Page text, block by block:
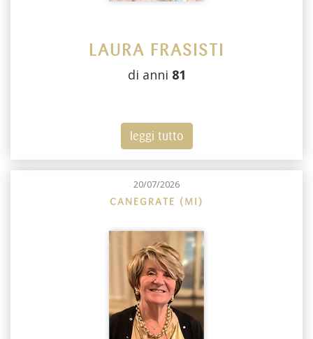
LAURA FRASISTI
di anni 81
leggi tutto
20/07/2026
CANEGRATE (MI)